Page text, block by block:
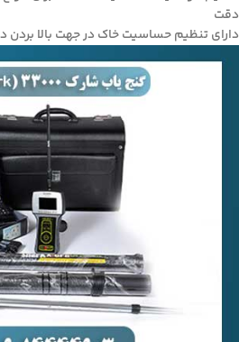
دقت
دارای تنظیم حساسیت خاک در جهت بالا بردن